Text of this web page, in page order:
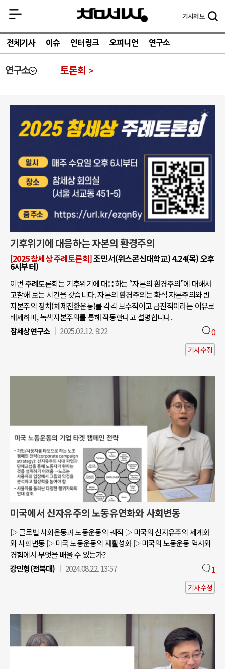
기사제보
전체기사 이슈 인터링크 오피니언 연구소
연구소 토론회
기후위기에 대응하는 자본의 환경주의
[2025 참세상 주례토론회]조민서(위스콘신대학교) 4.24(목) 오후
6시부터)
이번 주례토론회는 기후위기에 대응하는 “자본의 환경주의”에 대해서
고찰해 보는 시간을 갖습니다. 자본의 환경주의는 화석 자본주의와 반
자본주의 정치(체제전환운동)를 각각 보수적이고 급진적이라는 이유로
배제하며, 녹색자본주의를 통해 작동한다고 설명합니다.
참세상연구소
2025.02.12. 9:22 0
기사수정
미국에서 신자유주의 노동유연화와 사회변동
▷ 글로벌 사회운동과 노동운동의 궤적 ▷ 미국의 신자유주의 세계화
와 사회변동 ▷ 미국 노동운동의 재활성화 ▷ 미국의 노동운동 역사와
경험에서 무엇을 배울 수 있는가?
강민형(전북대)
2024.08.22. 13:57 1
기사수정